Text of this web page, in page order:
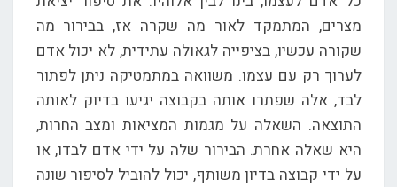
מצרים, המתמקד לאור מה שקרה אז, בבירור מה
שקורה עכשיו, בציפייה לגאולה עתידית, לא יכול אדם
לערוך רק עם עצמו. משוואה במתמטיקה ניתן לפתור
לבד, אלה שפתרו אותה בקבוצה יגיעו בדיוק לאותה
התוצאה. השאלה על מגמות המציאות ומצב החרות,
היא שאלה אחרת. הבירור שלה על ידי אדם לבדו, או
על ידי קבוצה בדיון משותף, יכול להוביל לסיפור שונה